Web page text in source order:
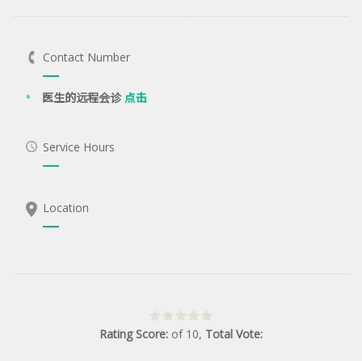
Contact Number
医生的远程会诊点击
Service Hours
Location
Rating Score: of 10, Total Vote: